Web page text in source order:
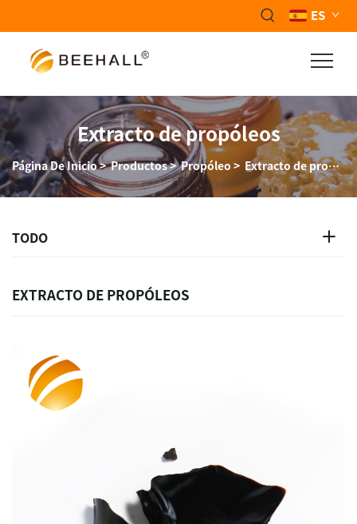
ES
Extracto de propóleos
Página De Inicio>Productos>Propóleo > Extracto de propóleos
TODO
EXTRACTO DE PROPÓLEOS